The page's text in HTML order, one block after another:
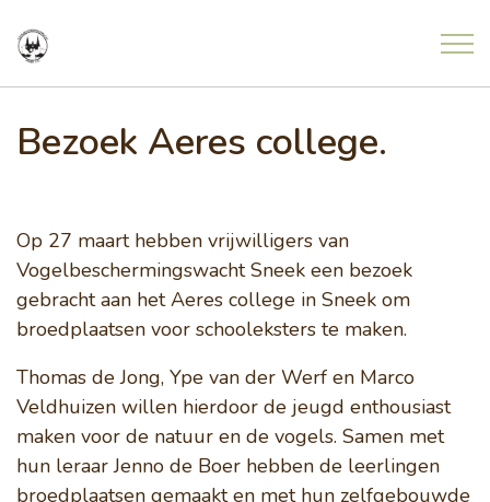
Home
Meldingen uit de natuur
Agenda
Project Freonen fan de Greide
Contact
Bezoek Aeres college.
Op 27 maart hebben vrijwilligers van
Vogelbeschermingswacht Sneek een bezoek
gebracht aan het Aeres college in Sneek om
broedplaatsen voor schooleksters te maken.
Thomas de Jong, Ype van der Werf en Marco
Veldhuizen willen hierdoor de jeugd enthousiast
maken voor de natuur en de vogels. Samen met
hun leraar Jenno de Boer hebben de leerlingen
broedplaatsen gemaakt en met hun zelfgebouwde